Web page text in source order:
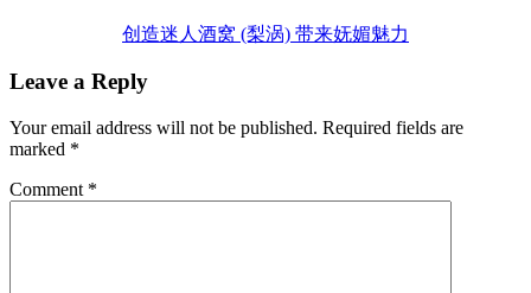
创造迷人酒窝 (梨涡) 带来妩媚魅力
Leave a Reply
Your email address will not be published. Required fields are
marked *
Comment *